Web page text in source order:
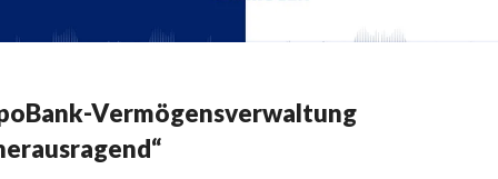
Vermögensverwaltung